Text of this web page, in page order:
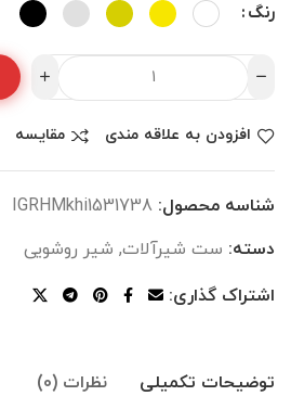
رنگ
افزودن به علاقه مندی مقایسه
شناسه محصول: IGRHMkhi1531738
دسته: ست شیرآلات, شیر روشویی
اشتراک گذاری:
توضیحات تکمیلی نظرات (0)